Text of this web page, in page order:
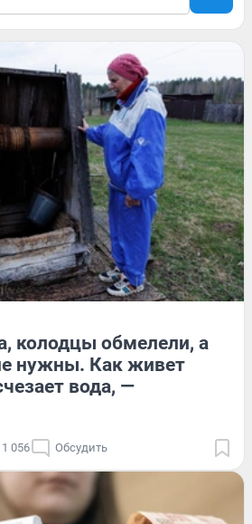
колодцы обмелели, а
нужны. Как живет
вода, —
1 056 Обсудить